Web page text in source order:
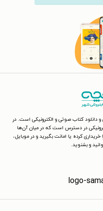
و دانلود کتاب صوتی و الکترونیکی است. در
در دسترس است که در میان آن‌ها
کرده یا امانت بگیرید و در موبایل،
و بشنوید.